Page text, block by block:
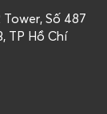
Số 487
TP Hồ Chí